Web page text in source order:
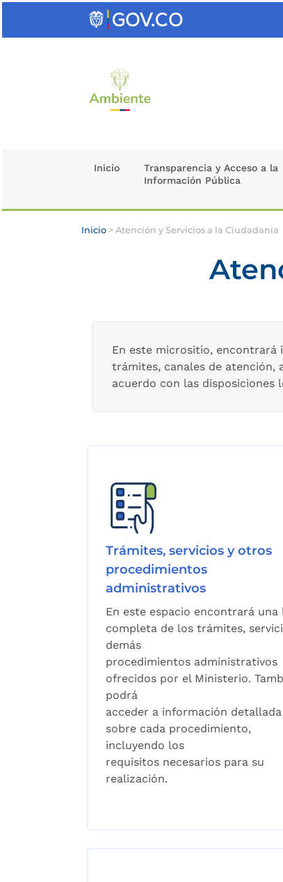
Inicio
Transparencia y Acceso a la
Información Pública
Inicio > Atención y Servicios a la Ciudadanía
En este micrositio, encontrará
trámites, canales de atención,
acuerdo con las disposiciones
Trámites, servicios y otros
procedimientos
administrativos
En este espacio encontrará una
completa de los trámites,
demás
procedimientos administrativos
ofrecidos por el Ministerio.
podrá
acceder a información detallada
sobre cada procedimiento,
incluyendo los
requisitos necesarios para su
realización.